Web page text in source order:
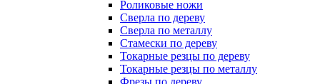
Роликовые ножи
Сверла по дереву
Сверла по металлу
Стамески по дереву
Токарные резцы по дереву
Токарные резцы по металлу
Фрезы по дереву